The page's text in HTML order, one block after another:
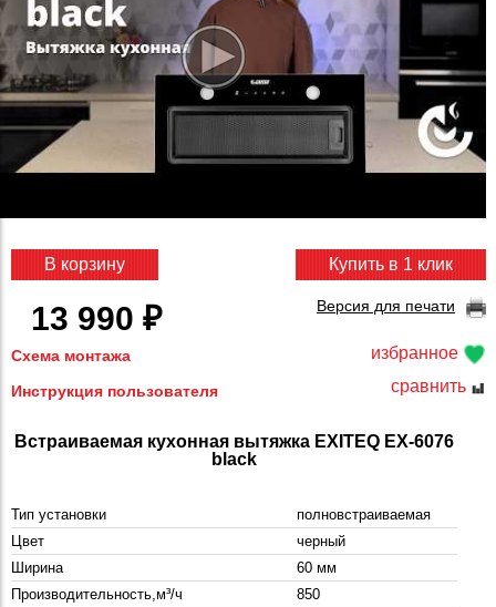
избранное
сравнить
В корзину
13 990 ₽
Купить в 1 клик
Версия для печати
Схема монтажа
Инструкция пользователя
Встраиваемая кухонная вытяжка EXITEQ EX-6076
black
Тип установки
полновстраиваемая
Цвет
черный
Ширина
60 мм
Производительность,м³/ч
850